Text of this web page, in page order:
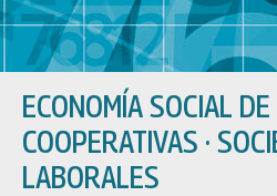
ECONOMÍA SOCIAL
COOPERATIVAS ·
LABORALES